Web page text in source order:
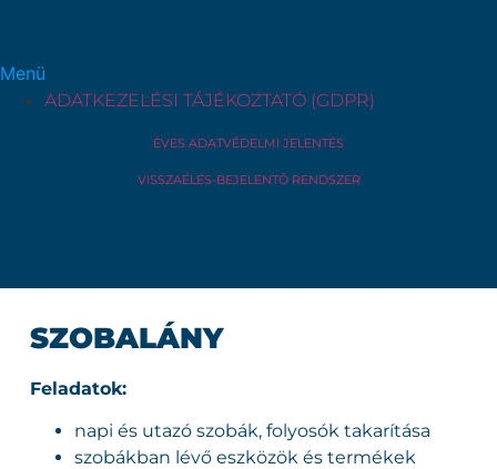
Menü
ADATKEZELÉSI TÁJÉKOZTATÓ (GDPR)
ÉVES ADATVÉDELMI JELENTÉS
VISSZAÉLÉS-BEJELENTŐ RENDSZER
SZOBALÁNY
Feladatok:
napi és utazó szobák, folyosók takarítása
szobákban lévő eszközök és termékek